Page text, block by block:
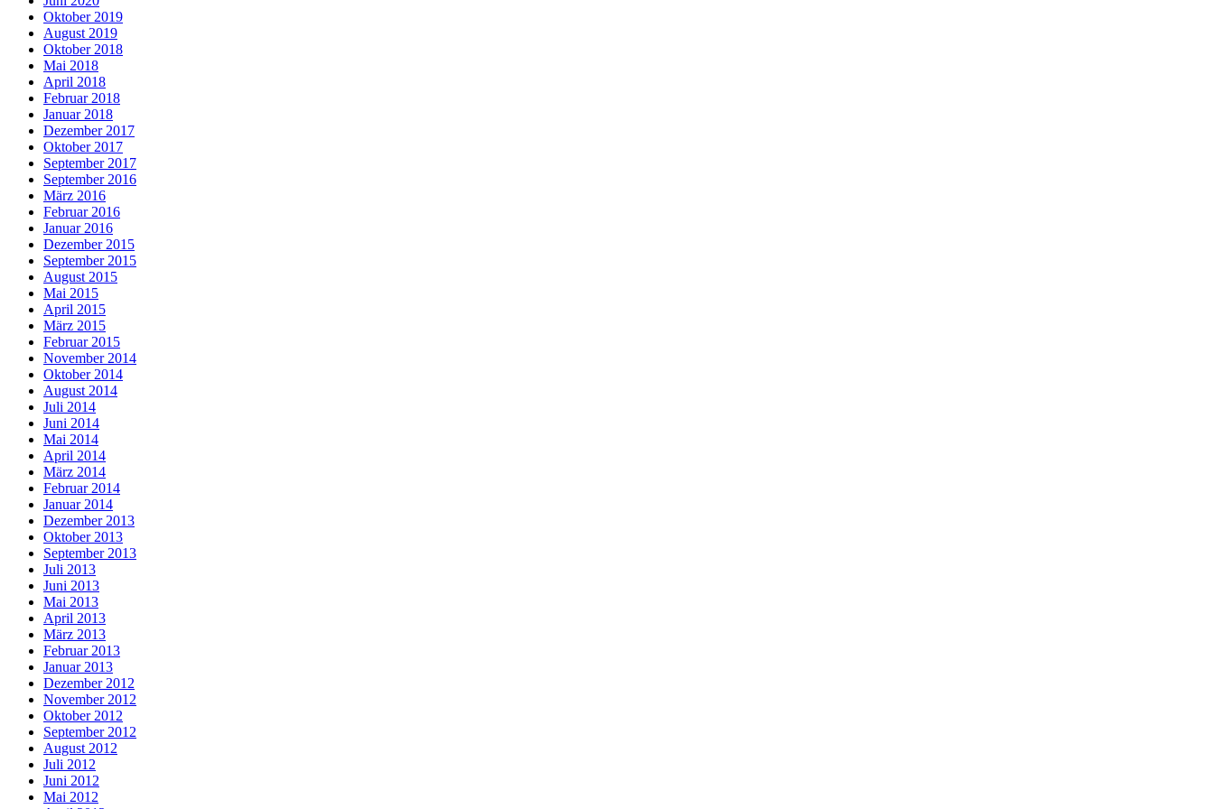
Oktober 2019
August 2019
Oktober 2018
Mai 2018
April 2018
Februar 2018
Januar 2018
Dezember 2017
Oktober 2017
September 2017
September 2016
März 2016
Februar 2016
Januar 2016
Dezember 2015
September 2015
August 2015
Mai 2015
April 2015
März 2015
Februar 2015
November 2014
Oktober 2014
August 2014
Juli 2014
Juni 2014
Mai 2014
April 2014
März 2014
Februar 2014
Januar 2014
Dezember 2013
Oktober 2013
September 2013
Juli 2013
Juni 2013
Mai 2013
April 2013
März 2013
Februar 2013
Januar 2013
Dezember 2012
November 2012
Oktober 2012
September 2012
August 2012
Juli 2012
Juni 2012
Mai 2012